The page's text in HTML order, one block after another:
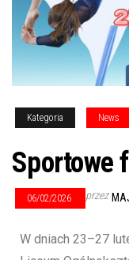
Kategoria News
Sportowe
06/02/2026 przez
W dniach 23–27